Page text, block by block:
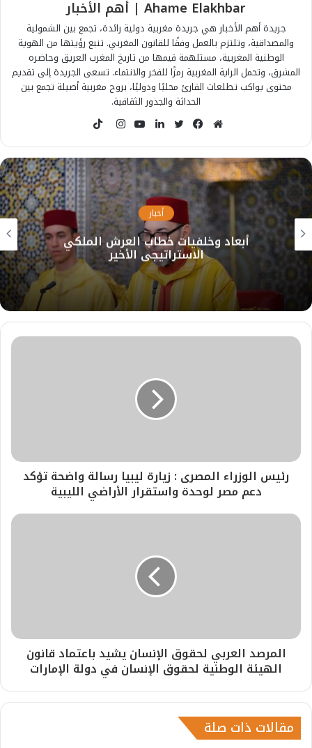
Ahame Elakhbar | أهم الأخبار
جريدة أهم الأخبار هي جريدة مغربية دولية رائدة، تجمع بين الشمولية
والمصداقية، وتلتزم بالعمل وفقًا للقانون المغربي. تنبع رؤيتها من الهوية
الوطنية المغربية، مستلهمة قيمها من تاريخ المغرب العريق وحاضره
المشرق، وتحمل الراية المغربية رمزًا للفخر والانتماء. تسعى الجريدة إلى تقديم
محتوى يواكب تطلعات القارئ محليًا ودوليًا، بروح مغربية أصيلة تجمع بين
الحداثة والجذور الثقافية.
م
و
ق
ع
ل
و
ي
ب
ف
ي
س
ب
و
ك
ت
و
ت
ر
ل
ي
ن
ك
د
إ
ن
ي
و
ب
ا
ن
س
ت
ق
ر
ا
م
k
T
o
k
أخبار
أبعاد وخلفيات خطاب العرش الملكي
الاستراتيجي الأخير
رئيس الوزراء المصرى : زيارة ليبيا رسالة واضحة تؤكد
دعم مصر لوحدة واستقرار الأراضي الليبية
المرصد العربي لحقوق الإنسان يشيد باعتماد قانون
الهيئة الوطنية لحقوق الإنسان في دولة الإمارات
مقالات ذات صلة